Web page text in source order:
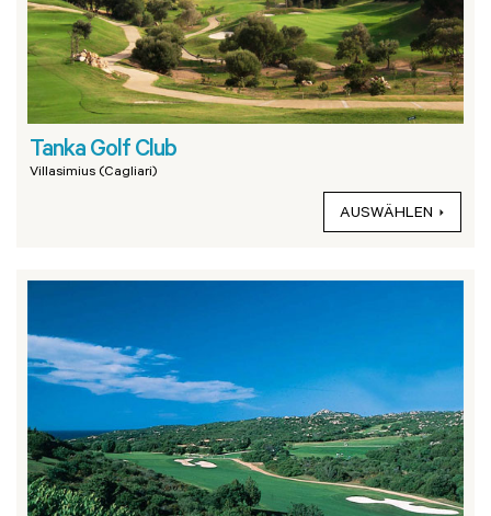
Tanka Golf Club
Villasimius (Cagliari)
AUSWÄHLEN